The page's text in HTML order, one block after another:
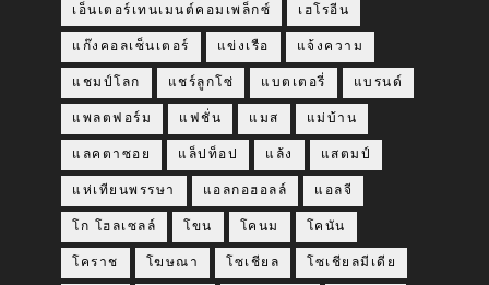
เอ็นเตอร์เทนเมนต์คอมเพล็กซ์ เฮโรอีน
แก๊งคอลเซ็นเตอร์ แข่งเรือ แจ้งความ
แชมป์โลก แชร์ลูกโซ่ แบตเตอรี่ แบรนด์
แพลตฟอร์ม แฟชั่น แมส แม่บ้าน
แลคตาซอย แล็ปท็อป แล้ง แสตมป์
แห่เทียนพรรษา แอลกอฮอลล์ แอลจี
โก โฮลเซลล์ โขน โคนม โคนัน
โคราช โฆษณา โซเชียล โซเชียลมีเดีย